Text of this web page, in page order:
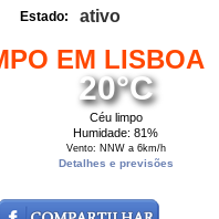
Estado: ativo
EM LISBOA
20°C
Céu limpo
Humidade: 81%
Vento: NNW a 6km/h
Detalhes e previsões